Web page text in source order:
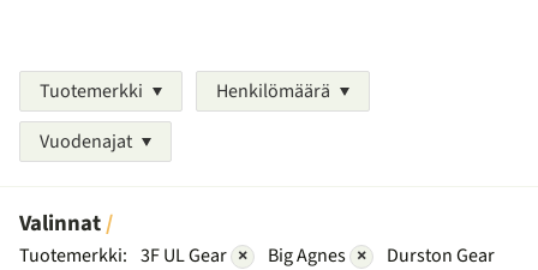
Tuotemerkki
Henkilömäärä
Vuodenajat
Valinnat
Tuotemerkki: 3F UL Gear × Big Agnes ×
Durston Gear